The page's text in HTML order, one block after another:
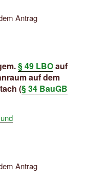
Antrag
§ 49 LBOauf
auf dem
(§ 34 BauGB
Antrag